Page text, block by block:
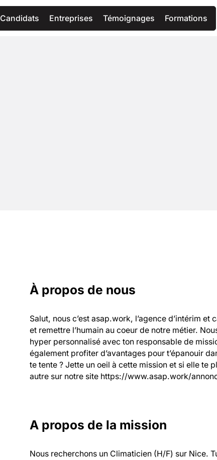
Candidats Entreprises Témoignages Formations
À propos de nous
Salut, nous c’est asap.work, l’agence d’intérim
et remettre l’humain au coeur de notre métier.
hyper personnalisé avec ton responsable de
également profiter d’avantages pour t’épanouir
te tente ? Jette un oeil à cette mission et si elle te
autre sur notre site https://www.asap.work/
A propos de la mission
Nous recherchons un Climaticien (H/F) sur Nice.